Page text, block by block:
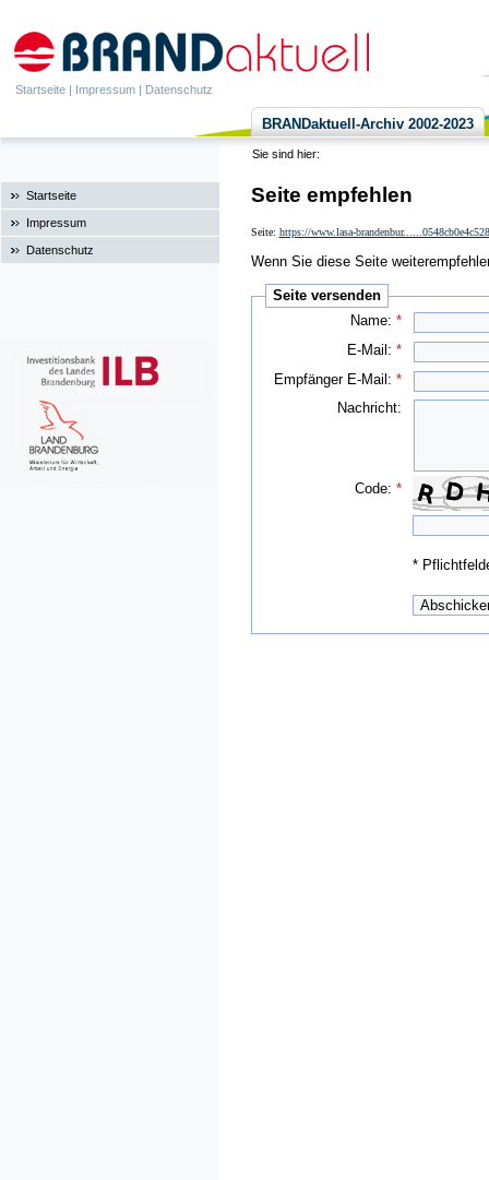
Startseite | Impressum | Datenschutz
BRANDaktuell-Archiv 2002-2023
Sie sind hier:
Startseite
Impressum
Datenschutz
Seite empfehlen
Seite: https://www.lasa-
Wenn Sie diese Seite
Seite versenden
Name:*
E-Mail:*
Empfänger E-Mail:*
Nachricht:
Code:*
*